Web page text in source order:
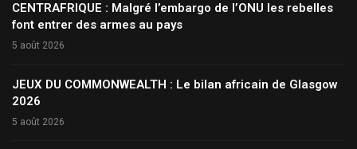
CENTRAFRIQUE : Malgré l’embargo de l’ONU les rebelles
font entrer des armes au pays
5 août 2026
JEUX DU COMMONWEALTH : Le bilan africain de Glasgow
2026
5 août 2026